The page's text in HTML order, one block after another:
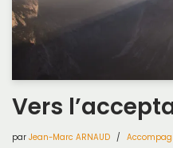
Vers
par Jean-Marc ARNAUD